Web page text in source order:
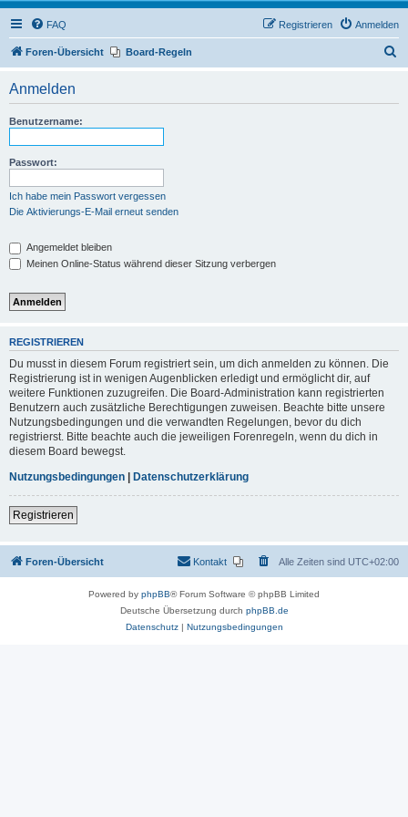
FAQ Anmelden
Registrieren
Foren-Übersicht Board-Regeln
Anmelden
Benutzername:
Passwort:
Ich habe mein Passwort vergessen
Die Aktivierungs-E-Mail erneut senden
Angemeldet bleiben
Meinen Online-Status während dieser Sitzung verbergen
REGISTRIEREN
Du musst in diesem Forum registriert sein, um dich anmelden zu können. Die
Registrierung ist in wenigen Augenblicken erledigt und ermöglicht dir, auf
weitere Funktionen zuzugreifen. Die Board-Administration kann registrierten
Benutzern auch zusätzliche Berechtigungen zuweisen. Beachte bitte unsere
Nutzungsbedingungen und die verwandten Regelungen, bevor du dich
registrierst. Bitte beachte auch die jeweiligen Forenregeln, wenn du dich in
diesem Board bewegst.
Nutzungsbedingungen | Datenschutzerklärung
Registrieren
Foren-Übersicht Alle Zeiten sind UTC+02:00
Kontakt
Powered by phpBB® Forum Software © phpBB Limited
Deutsche Übersetzung durch phpBB.de
Datenschutz| Nutzungsbedingungen